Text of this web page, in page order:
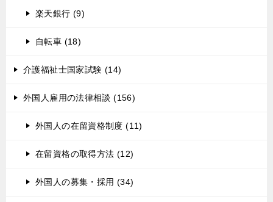
楽天銀行 (9)
自転車 (18)
介護福祉士国家試験 (14)
外国人雇用の法律相談 (156)
外国人の在留資格制度 (11)
在留資格の取得方法 (12)
外国人の募集・採用 (34)